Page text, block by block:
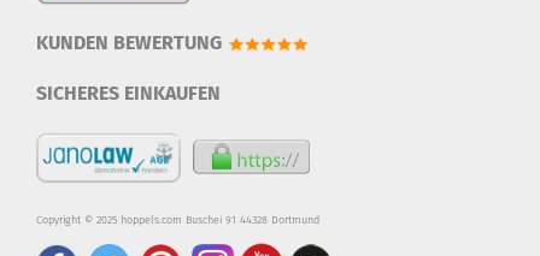
KUNDEN BEWERTUNG
SICHERES EINKAUFEN
Copyright © 2025 hoppels.com Buschei 91 44328 Dortmund